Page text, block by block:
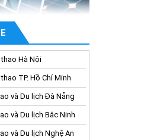
Hà Nội
TP. Hồ Chí Minh
và Du lịch Đà Nẵng
và Du lịch Bắc Ninh
và Du lịch Nghệ An